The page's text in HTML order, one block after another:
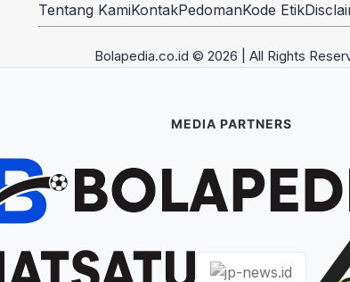
Tentang KamiKontakPedomanKode Etik
Bolapedia.co.id © 2026 | All Rights
MEDIA PARTNERS